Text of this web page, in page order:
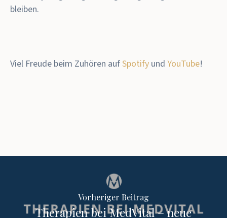
bleiben.
Viel Freude beim Zuhören aufSpotify undYouTube!
Vorheriger Beitrag
Therapien bei MedVital – neue